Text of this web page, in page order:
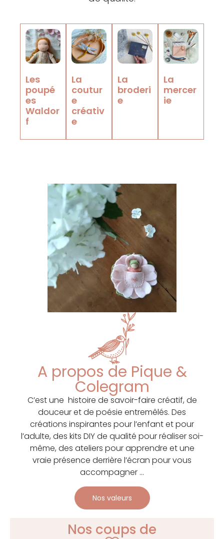
Les
poupé
es
Waldor
f
La
coutur
e
créativ
e
La
broderi
e
La
mercer
ie
A propos de Pique &
Colegram
C’est une histoire de savoir-faire créatif, de
douceur et de poésie entremêlés. Des
créations inspirantes pour l’enfant et pour
l’adulte, des kits DIY de qualité pour réaliser soi-
même, des ateliers pour apprendre et une
vraie présence derrière l’écran pour vous
accompagner …
Nos valeurs
Nos coups de